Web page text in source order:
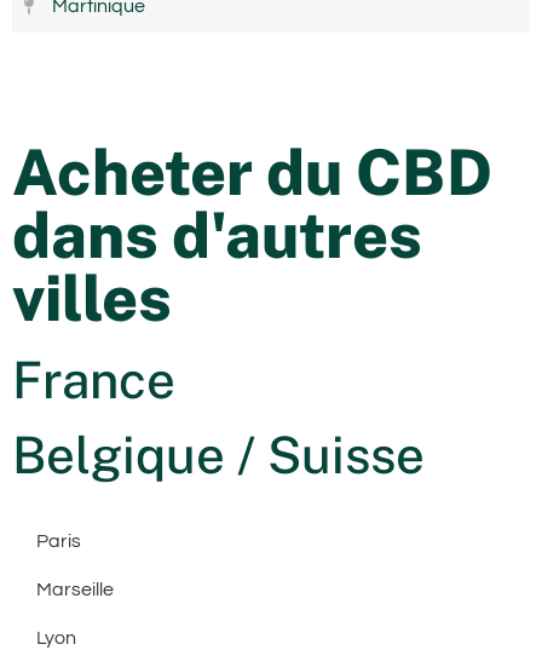
Martinique
Acheter du CBD
dans d'autres
villes
France
Belgique / Suisse
Paris
Marseille
Lyon